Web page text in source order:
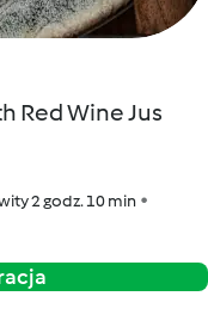
Red Wine Jus
2 godz. 10 min